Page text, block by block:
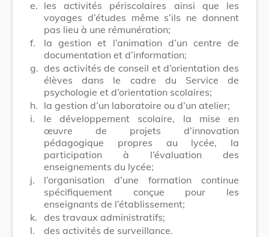
e. les activités périscolaires ainsi que les
voyages d’études même s’ils ne donnent
pas lieu à une rémunération;
f.
la gestion et l’animation d’un centre de
documentation et d’information;
g. des activités de conseil et d’orientation des
élèves dans le cadre du Service de
psychologie et d’orientation scolaires;
h. la gestion d’un laboratoire ou d’un atelier;
i.
le développement scolaire, la mise en
œuvre de projets d’innovation
pédagogique propres au lycée, la
participation à l’évaluation des
enseignements du lycée;
j.
l’organisation d’une formation continue
spécifiquement conçue pour les
enseignants de l’établissement;
k. des travaux administratifs;
l.
des activités de surveillance.